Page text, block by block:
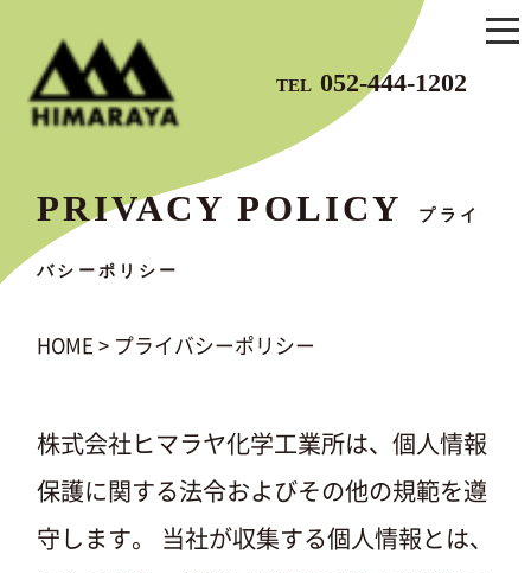
TEL 052-444-1202
PRIVACY POLICY プライ
バシーポリシー
HOME > プライバシーポリシー
株式会社ヒマラヤ化学工業所は、個人情報
保護に関する法令およびその他の規範を遵
守します。 当社が収集する個人情報とは、